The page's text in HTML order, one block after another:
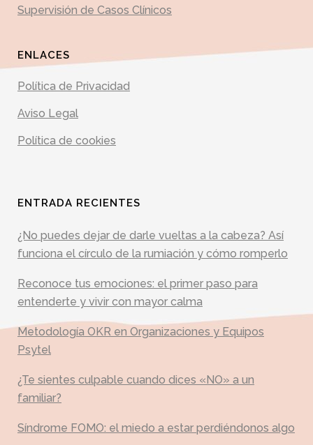
Supervisión de Casos Clínicos
ENLACES
Política de Privacidad
Aviso Legal
Política de cookies
ENTRADA RECIENTES
¿No puedes dejar de darle vueltas a la cabeza? Así
funciona el círculo de la rumiación y cómo romperlo
Reconoce tus emociones: el primer paso para
entenderte y vivir con mayor calma
Metodología OKR en Organizaciones y Equipos
Psytel
¿Te sientes culpable cuando dices «NO» a un
familiar?
Síndrome FOMO: el miedo a estar perdiéndonos algo